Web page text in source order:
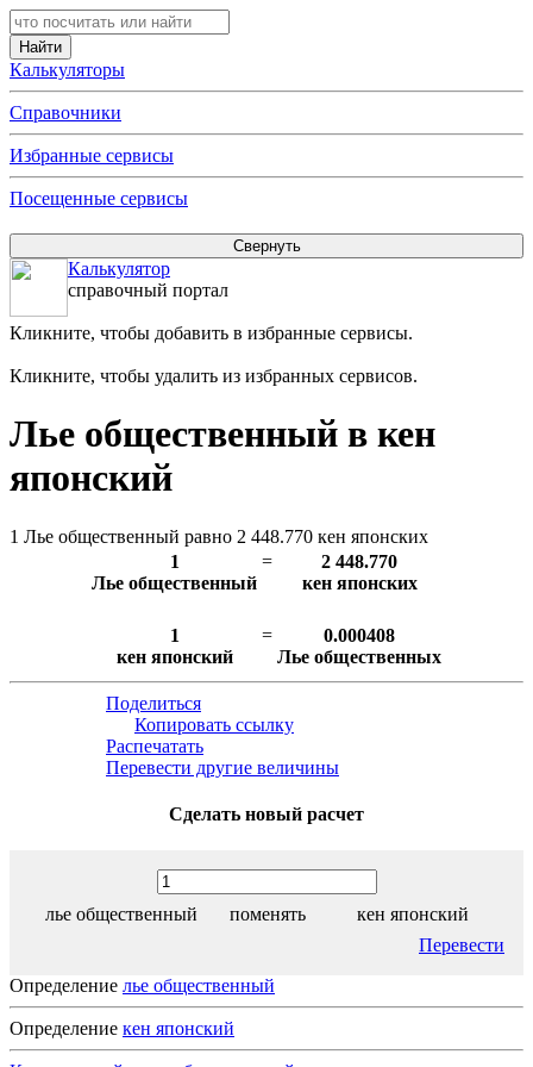
Калькуляторы
Справочники
Избранные сервисы
Посещенные сервисы
Калькулятор
справочный портал
Кликните, чтобы добавить в избранные сервисы.
Кликните, чтобы удалить из избранных сервисов.
Лье общественный в кен
японский
1 Лье общественный равно 2 448.770 кен японских
1
Лье общественный
=
2 448.770
кен японских
1
кен японский
=
0.000408
Лье общественных
Поделиться
Копировать ссылку
Распечатать
Перевести другие величины
Сделать новый расчет
лье общественный поменять
кен японский
Перевести
Определение лье общественный
Определение кен японский